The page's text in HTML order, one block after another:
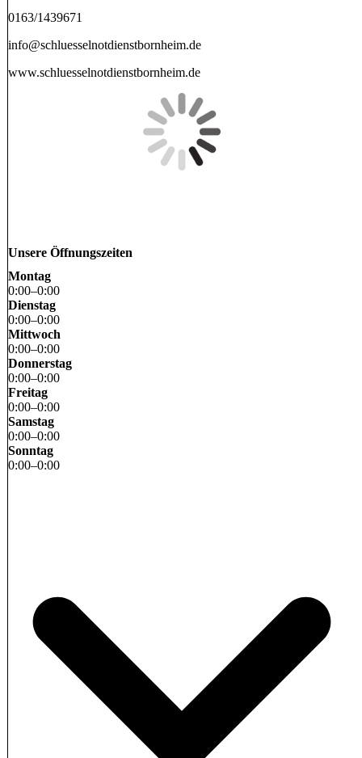
0163/1439671
info@schluesselnotdienstbornheim.de
www.schluesselnotdienstbornheim.de
Unsere Öffnungszeiten
Montag
0:00–0:00
Dienstag
0:00–0:00
Mittwoch
0:00–0:00
Donnerstag
0:00–0:00
Freitag
0:00–0:00
Samstag
0:00–0:00
Sonntag
0:00–0:00